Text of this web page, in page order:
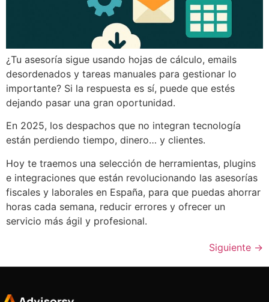
¿Tu asesoría sigue usando hojas de cálculo, emails
desordenados y tareas manuales para gestionar lo
importante? Si la respuesta es sí, puede que estés
dejando pasar una gran oportunidad.
En 2025, los despachos que no integran tecnología
están perdiendo tiempo, dinero… y clientes.
Hoy te traemos una selección de herramientas, plugins
e integraciones que están revolucionando las asesorías
fiscales y laborales en España, para que puedas ahorrar
horas cada semana, reducir errores y ofrecer un
servicio más ágil y profesional.
Siguiente →